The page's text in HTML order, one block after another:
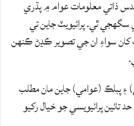
ذاتي معلومات عوام ۾ پڌري
ٿي. پرائيويٽ جاين تي
سواءِ ان جي تصوير ڪڍڻ ڪنهن
۽ پبلڪ (عوامي) جاين مان مطلب
پرائيويسي جو خيال رکيو